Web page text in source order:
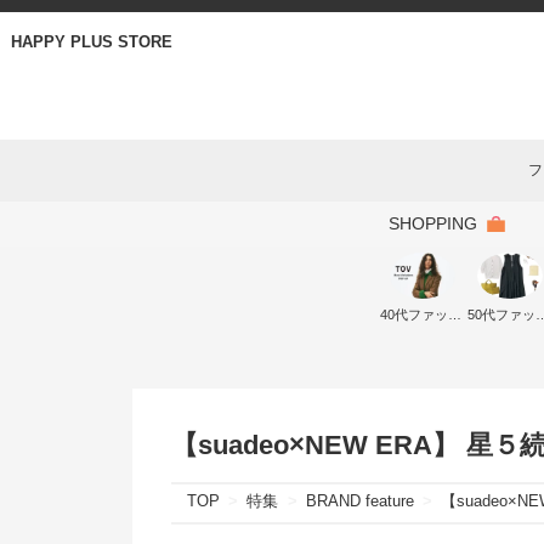
HAPPY PLUS STORE
SHOPPING
【suadeo×NEW ERA】 星５
TOP 特集 BRAND feature 【